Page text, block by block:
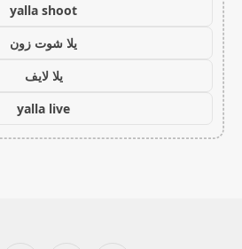
yalla shoot
يلا شوت زون
يلا لايف
yalla live